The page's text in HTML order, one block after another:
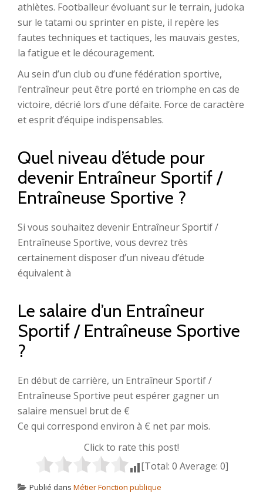
athlètes. Footballeur évoluant sur le terrain, judoka
sur le tatami ou sprinter en piste, il repère les
fautes techniques et tactiques, les mauvais gestes,
la fatigue et le découragement.
Au sein d’un club ou d’une fédération sportive,
l’entraîneur peut être porté en triomphe en cas de
victoire, décrié lors d’une défaite. Force de caractère
et esprit d’équipe indispensables.
Quel niveau d’étude pour
devenir Entraîneur Sportif /
Entraîneuse Sportive ?
Si vous souhaitez devenir Entraîneur Sportif /
Entraîneuse Sportive, vous devrez très
certainement disposer d’un niveau d’étude
équivalent à
Le salaire d’un Entraîneur
Sportif / Entraîneuse Sportive
?
En début de carrière, un Entraîneur Sportif /
Entraîneuse Sportive peut espérer gagner un
salaire mensuel brut de €
Ce qui correspond environ à € net par mois.
Click to rate this post!
[Total: 0 Average: 0]
Publié dans Métier Fonction publique